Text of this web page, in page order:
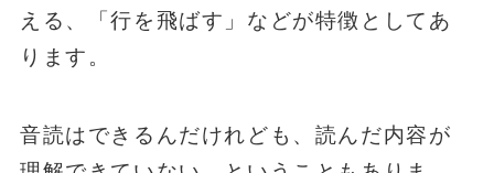
える、「行を飛ばす」などが特徴としてあ
ります。
音読はできるんだけれども、読んだ内容が